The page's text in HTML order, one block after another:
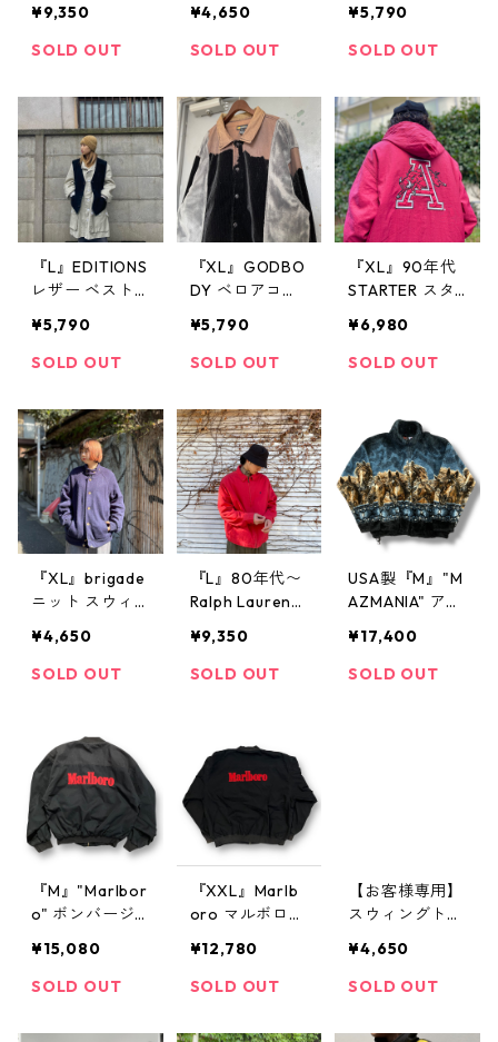
カーハート ア
クティブパーカ
ケット デニム
アクティブパー
カー 青 古着 古
着屋 高円寺 ビ
ンテージ
¥9,350
SOLD OUT
ットン ジャケ
ット オレンジ×
高円寺 ビンテ
ージ
¥4,650
SOLD OUT
ケット トラッ
クタイプ 紺 古
寺 ビンテージ
¥5,790
SOLD OUT
『L』EDITIONS
レザー ベスト
高円寺 ビンテ
ージ
¥5,790
SOLD OUT
『XL』GODBO
DY ベロアコー
ジャケット フ
ェイクファー
ツジャケット
黒 茶 グレー 古
着 古着屋 高円
寺 ビンテージ
¥5,790
SOLD OUT
『XL』90年代
STARTER スタ
イロンジャケッ
ト 中綿ナイロ
着 古着屋 高円
寺 ビンテージ
¥6,980
SOLD OUT
『XL』brigade
ニット スウィ
バーシブル 紺×
ベージュ 古着
¥4,650
SOLD OUT
『L』80年代〜
Ralph Lauren
スイングトップ
赤 古着 古着屋
¥9,350
SOLD OUT
USA製『M』"M
AZMANIA" アニ
ャケット マズ
マニア フリー
ブラウン 古着
古着屋 高円寺
217
¥17,400
SOLD OUT
『M』"Marlbor
o" ボンバージ
ズラージャケッ
ト スイングト
ージジャケット
¥15,080
SOLD OUT
『XXL』Marlb
oro マルボロ
ブルゾン コッ
トンジャケット
黒 赤 古着 古着
¥12,780
SOLD OUT
【お客様専用】
スウィングトッ
¥4,650
SOLD OUT